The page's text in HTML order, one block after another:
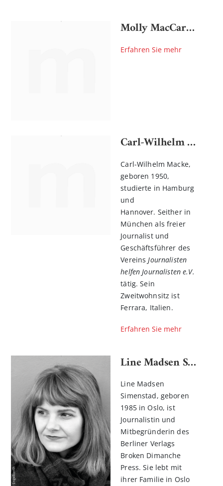
Molly MacCarthy
Erfahren Sie mehr
Carl-Wilhelm Macke
Carl-Wilhelm Macke,
geboren 1950,
studierte in Hamburg
und
Hannover. Seither in
München als freier
Journalist und
Geschäftsführer des
VereinsJournalisten
helfen Journalisten e.V.
tätig. Sein
Zweitwohnsitz ist
Ferrara, Italien.
Erfahren Sie mehr
Line Madsen Simenstad
Line Madsen
Simenstad, geboren
1985 in Oslo, ist
Journalistin und
Mitbegründerin des
Berliner Verlags
Broken Dimanche
Press. Sie lebt mit
ihrer Familie in Oslo